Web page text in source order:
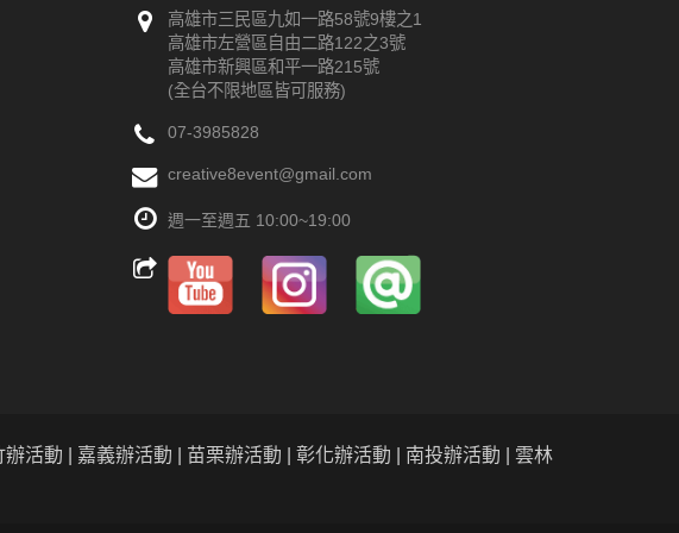
高雄市三民區九如一路58號9樓之1
高雄市左營區自由二路122之3號
高雄市新興區和平一路215號
(全台不限地區皆可服務)
07-3985828
creative8event@gmail.com
週一至週五 10:00~19:00
活動 | 嘉義辦活動 | 苗栗辦活動 | 彰化辦活動 | 南投辦活動 | 雲林